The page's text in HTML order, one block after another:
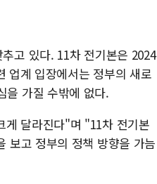
고 있다. 11차 전기본은 2024
업계 입장에서는 정부의 새로
을 가질 수밖에 없다.
게 달라진다"며 "11차 전기본
보고 정부의 정책 방향을 가늠